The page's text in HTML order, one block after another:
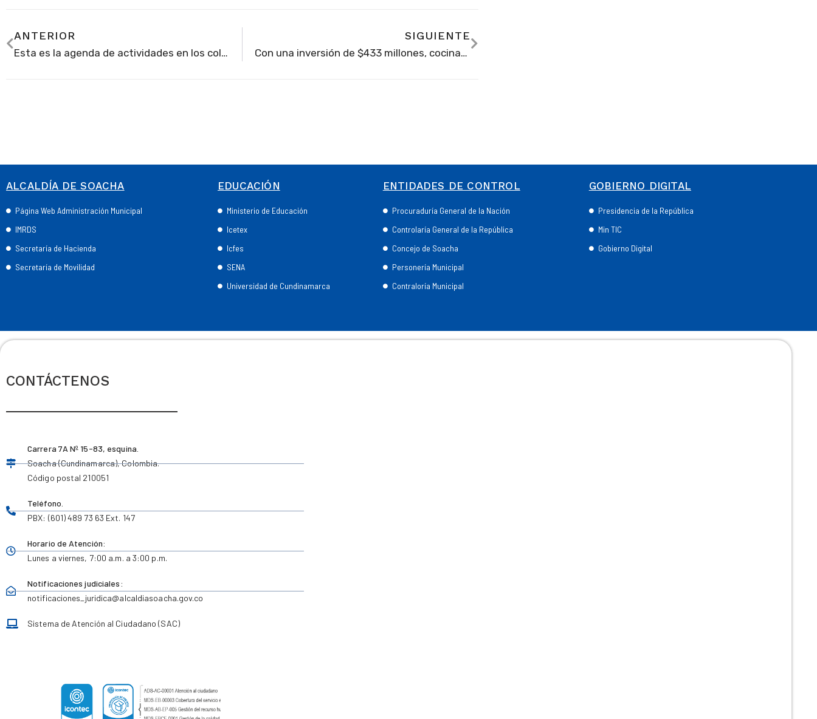
ANTERIOR
Esta es la agenda de actividades en los colegios de Soacha como parte de la Semana por la Paz
SIGUIENTE
Con una inversión de $433 millones, cocinas que hacen parte del PAE en Soacha serán modernizados
ALCALDÍA DE SOACHA
Página Web Administración Municipal
IMRDS
Secretaría de Hacienda
Secretaría de Movilidad
EDUCACIÓN
Ministerio de Educación
Icetex
Icfes
SENA
Universidad de Cundinamarca
ENTIDADES DE CONTROL
Procuraduría General de la Nación
Controlaría General de la República
Concejo de Soacha
Personería Municipal
Contraloría Municipal
GOBIERNO DIGITAL
Presidencia de la República
Min TIC
Gobierno Digital
CONTÁCTENOS
Carrera 7A Nº 15-83, esquina.
Soacha (Cundinamarca), Colombia.
Código postal 210051
Teléfono.
PBX: (601) 489 73 63 Ext. 147
Horario de Atención:
Lunes a viernes, 7:00 a.m. a 3:00 p.m.
Notificaciones judiciales:
notificaciones_juridica@alcaldiasoacha.gov.co
Sistema de Atención al Ciudadano (SAC)